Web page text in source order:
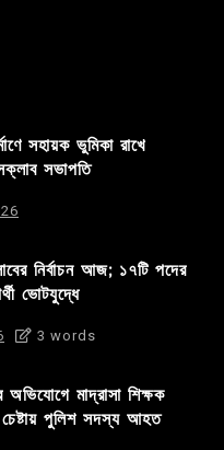
সহায়ক ভুমিকা রাখে
সভাপতি
নির্বাচন আজ; ১৭টি পদের
ভোটযুদ্ধে
3 words
অভিযোগে মাদ্রাসা শিক্ষক
পুলিশ সদস্য আহত